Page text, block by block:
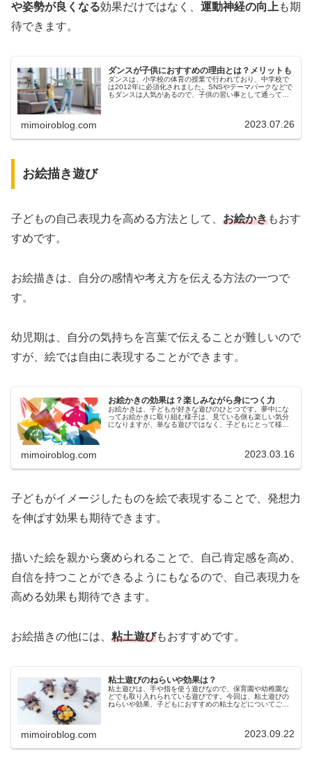
や姿勢が良くなる効果だけではなく、 運動神経の向上も期
待できます。
ダンスが子供におすすめの理由とは？メリットも
ダンスは、小学校の体育の授業で行われており、中学校で
は2012年に必須化されました。SNSやテーマパークなどで
もダンスは人気があるので、子供の習い事として通ってい
mimoiroblog.com 2023.07.26
お絵描き遊び
子どもの自己表現力を高める方法として、 お絵かきもおす
すめです。
お絵描きは、自分の感情や考え方を伝える方法の一つで
す。
幼児期は、自分の気持ちを言葉で伝えることが難しいので
すが、絵では自由に表現することができます。
お絵かきの効果は？楽しみながら身につく力
お絵かきは、子どもが好きな遊びのひとつです。夢中にな
ってお絵かきに取り組む様子は、見ている側も楽しい気分
になりますが、単なる遊びではなく、子どもにとって様々
mimoiroblog.com 2023.03.16
子どもがイメージしたものを絵で表現することで、発想力
を伸ばす効果も期待できます。
描いた絵を親から褒められることで、自己肯定感を高め、
自信を持つことができるようにもなるので、自己表現力を
高める効果も期待できます。
お絵描きの他には、 粘土遊びもおすすめです。
粘土遊びのねらいや効果は？
粘土遊びは、手や指を使う遊びなので、保育園や幼稚園な
どでも取り入れられている遊びです。今回は、粘土遊びの
ねらいや効果、子どもにおすすめの粘土などについてご紹
mimoiroblog.com 2023.09.22